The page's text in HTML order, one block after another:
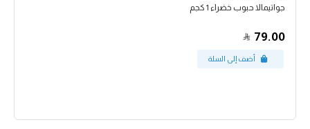
جواتيمالا حبوب خضراء 1 كجم
79.00